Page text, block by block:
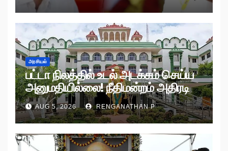
அரசியல்
பட்டா நிலத்தில் உடல் அடக்கம் செய்ய
அனுமதியில்லை! நீதிமன்றம் அதிரடி
உத்தரவு!
AUG 5, 2026 RENGANATHAN P